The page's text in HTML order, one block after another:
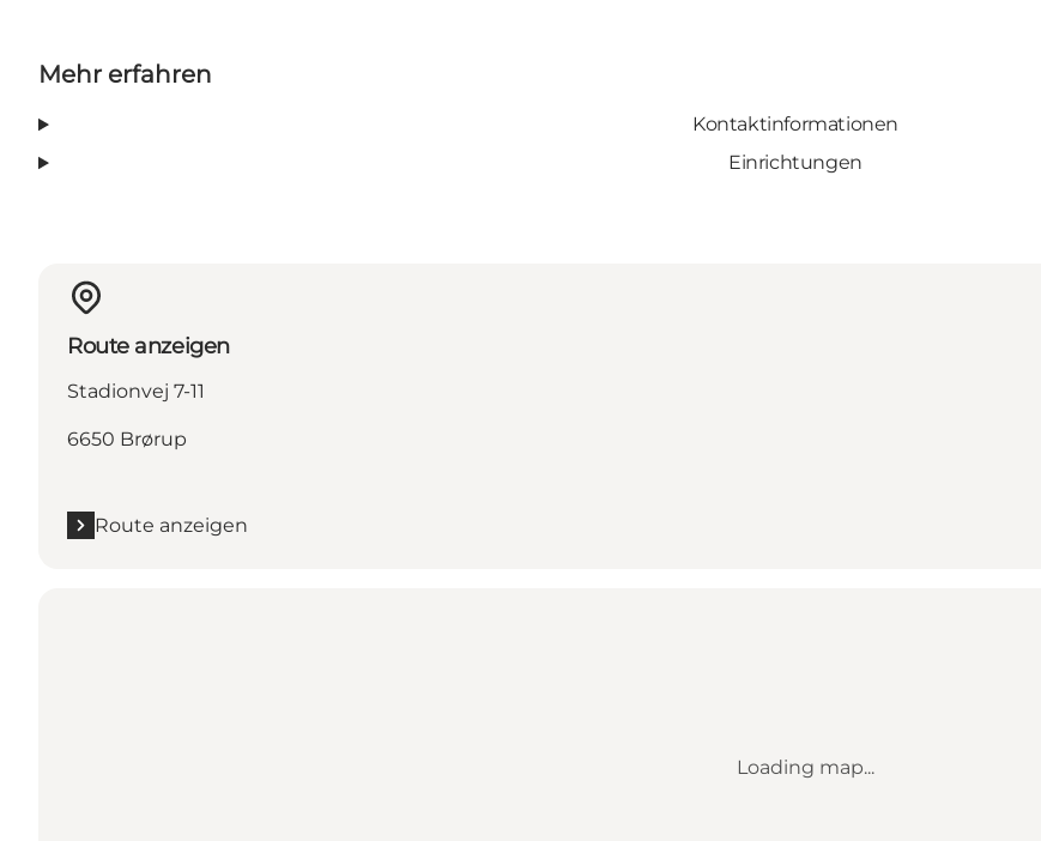
Mehr erfahren
Kontaktinformationen
Einrichtungen
Route anzeigen
Stadionvej 7-11
6650 Brørup
Route anzeigen
Loading map...